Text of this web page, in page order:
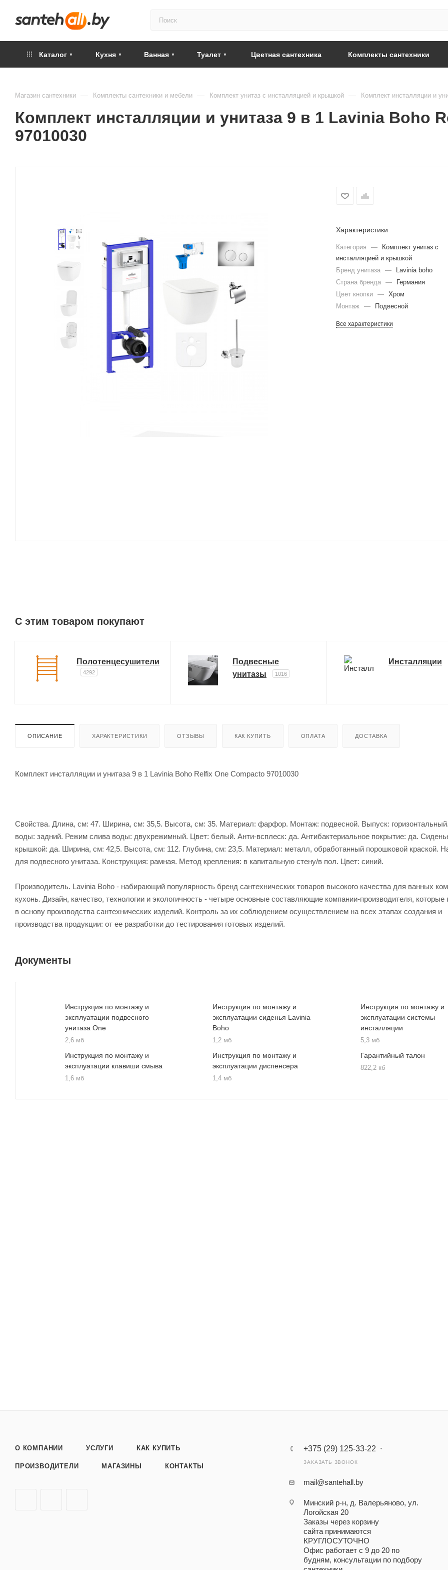
Каталог Кухня Ванная Туалет Цветная сантехника Комплекты сантехники
Магазин сантехники — Комплекты сантехники и мебели — Комплект унитаз с инсталляцией и крышкой — Комплект инсталляции и
Комплект инсталляции и унитаза 9 в 1 Lavinia Boho
97010030
Характеристики
Категория —
Комплект унитаз с
инсталляцией и крышкой
Бренд унитаза —
Lavinia boho
Страна бренда —
Германия
Цвет кнопки — Хром
Монтаж — Подвесной
Все характеристики
C этим товаром покупают
Полотенцесушители
4292
Подвесные
унитазы
1016
Инсталляции
ОПИСАНИЕ ХАРАКТЕРИСТИКИ ОТЗЫВЫ КАК КУПИТЬ ОПЛАТА ДОСТАВКА
Комплект инсталляции и унитаза 9 в 1 Lavinia Boho Relfix One Compacto 97010030
Свойства. Длина, см: 47. Ширина, см: 35,5. Высота, см: 35. Материал: фарфор. Монтаж: подвесной. Выпуск:
воды: задний. Режим слива воды: двухрежимный. Цвет: белый. Анти-всплеск: да. Антибактериальное покрытие: да.
крышкой: да. Ширина, см: 42,5. Высота, см: 112. Глубина, см: 23,5. Материал: металл, обработанный порошковой краской.
для подвесного унитаза. Конструкция: рамная. Метод крепления: в капитальную стену/в пол. Цвет: синий.
Производитель. Lavinia Boho - набирающий популярность бренд сантехнических товаров высокого качества для ванных
кухонь. Дизайн, качество, технологии и экологичность - четыре основные составляющие компании-производителя,
в основу производства сантехнических изделий. Контроль за их соблюдением осуществлением на всех этапах создания и
производства продукции: от ее разработки до тестирования готовых изделий.
Документы
Инструкция по монтажу и
эксплуатации подвесного
унитаза One
2,6 мб
Инструкция по монтажу и
эксплуатации сиденья Lavinia
Boho
1,2 мб
Инструкция по монтажу и
эксплуатации системы
инсталляции
5,3 мб
Инструкция по монтажу и
эксплуатации клавиши смыва
1,6 мб
Инструкция по монтажу и
эксплуатации диспенсера
1,4 мб
Гарантийный талон
822,2 кб
О КОМПАНИИ УСЛУГИ КАК КУПИТЬ
ПРОИЗВОДИТЕЛИ МАГАЗИНЫ КОНТАКТЫ
+375 (29) 125-33-22
ЗАКАЗАТЬ ЗВОНОК
mail@santehall.by
Минский р-н, д. Валерьяново, ул.
Логойская 20
Заказы через корзину
сайта принимаются
КРУГЛОСУТОЧНО
Офис работает с 9 до 20 по
будням, консультации по подбору